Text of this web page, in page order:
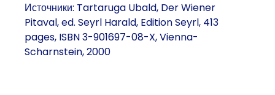
Источники: Tartaruga Ubald, Der Wiener
Pitaval, ed. Seyrl Harald, Edition Seyrl, 413
pages, ISBN 3-901697-08-X, Vienna-
Scharnstein, 2000